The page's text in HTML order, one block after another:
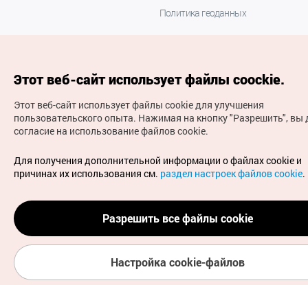
Политика геоданных
(с) Национальная организация туризма Кореи Все
права защищены
Для извещения об ошибках и проблемах, связанных с
работой веб-сайта, направляйте ваши запросы на
официальный адрес электронной почты
russian@knto.or.kr
Этот веб-сайт использует файлы coockie.
Этот веб-сайт использует файлы cookie для улучшения
пользовательского опыта. Нажимая на кнопку "Разрешить", вы
согласие на использование файлов cookie.
Для получения дополнительной информации о файлах cookie и
причинах их использования см. раздел настроек файлов cookie.
Разрешить все файлы cookie
Настройка cookie-файлов